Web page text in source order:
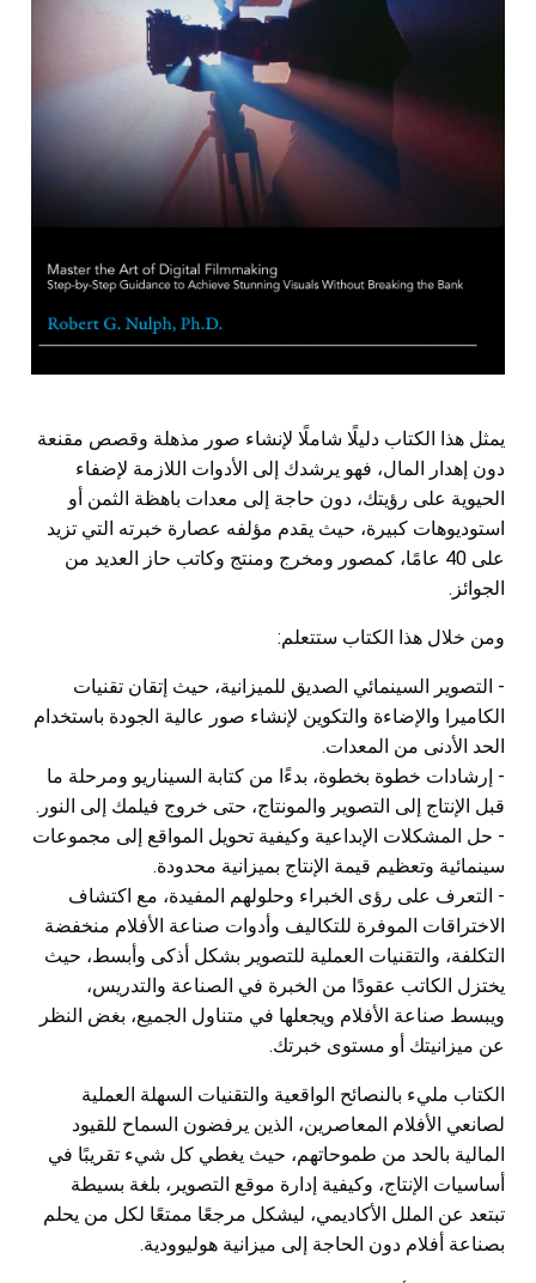
يمثل هذا الكتاب دليلًا شاملًا لإنشاء صور مذهلة وقصص مقنعة
دون إهدار المال، فهو يرشدك إلى الأدوات اللازمة لإضفاء
الحيوية على رؤيتك، دون حاجة إلى معدات باهظة الثمن أو
استوديوهات كبيرة، حيث يقدم مؤلفه عصارة خبرته التي تزيد
على 40 عامًا، كمصور ومخرج ومنتج وكاتب حاز العديد من
الجوائز.
ومن خلال هذا الكتاب ستتعلم:
- التصوير السينمائي الصديق للميزانية، حيث إتقان تقنيات
الكاميرا والإضاءة والتكوين لإنشاء صور عالية الجودة باستخدام
الحد الأدنى من المعدات.
- إرشادات خطوة بخطوة، بدءًا من كتابة السيناريو ومرحلة ما
قبل الإنتاج إلى التصوير والمونتاج، حتى خروج فيلمك إلى النور.
- حل المشكلات الإبداعية وكيفية تحويل المواقع إلى مجموعات
سينمائية وتعظيم قيمة الإنتاج بميزانية محدودة.
- التعرف على رؤى الخبراء وحلولهم المفيدة، مع اكتشاف
الاختراقات الموفرة للتكاليف وأدوات صناعة الأفلام منخفضة
التكلفة، والتقنيات العملية للتصوير بشكل أذكى وأبسط، حيث
يختزل الكاتب عقودًا من الخبرة في الصناعة والتدريس،
ويبسط صناعة الأفلام ويجعلها في متناول الجميع، بغض النظر
عن ميزانيتك أو مستوى خبرتك.
الكتاب مليء بالنصائح الواقعية والتقنيات السهلة العملية
لصانعي الأفلام المعاصرين، الذين يرفضون السماح للقيود
المالية بالحد من طموحاتهم، حيث يغطي كل شيء تقريبًا في
أساسيات الإنتاج، وكيفية إدارة موقع التصوير، بلغة بسيطة
تبتعد عن الملل الأكاديمي، ليشكل مرجعًا ممتعًا لكل من يحلم
بصناعة أفلام دون الحاجة إلى ميزانية هوليوودية.